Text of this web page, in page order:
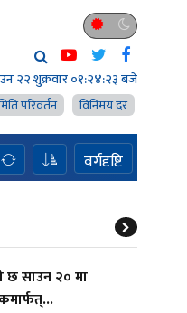
२२ शुक्रवार०१:२४:२४ बजे
परिवर्तन विनिमय दर
वर्गदृष्टि
छ साउन २० मा